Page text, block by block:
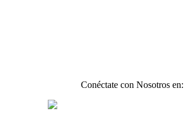
Conéctate con Nosotros en: